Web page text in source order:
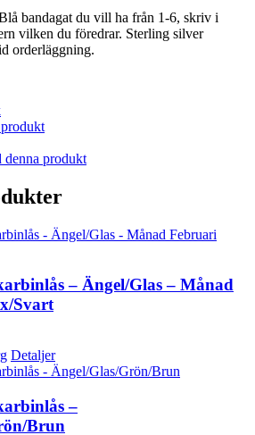
bandagat du vill ha från 1-6, skriv i
vilken du föredrar. Sterling silver
orderläggning.
denna produkt
– Ängel/Glas – Månad
Svart
Detaljer
–
Brun